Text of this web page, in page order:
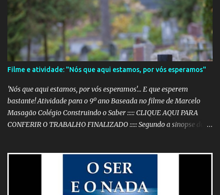
Filme e atividade: "Nós que aqui estamos, por vós esperamos"
'Nós que aqui estamos, por vós esperamos'... E que esperem
bastante! Atividade para o 9º ano Baseada no filme de Marcelo
Masagão Colégio Construindo o Saber ::::: CLIQUE AQUI PARA
CONFERIR O TRABALHO FINALIZADO ::::: Segundo a sinopse do
lançado em 1999, o filme mostra como os grandes acontecimentos
são repletos de inúmeras histórias menores (mas não menos